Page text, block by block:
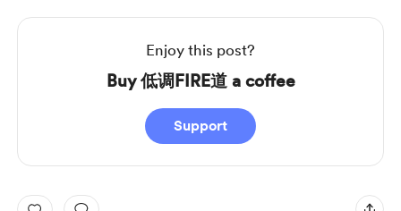
Enjoy this post?
Buy 低调FIRE道 a coffee
Support